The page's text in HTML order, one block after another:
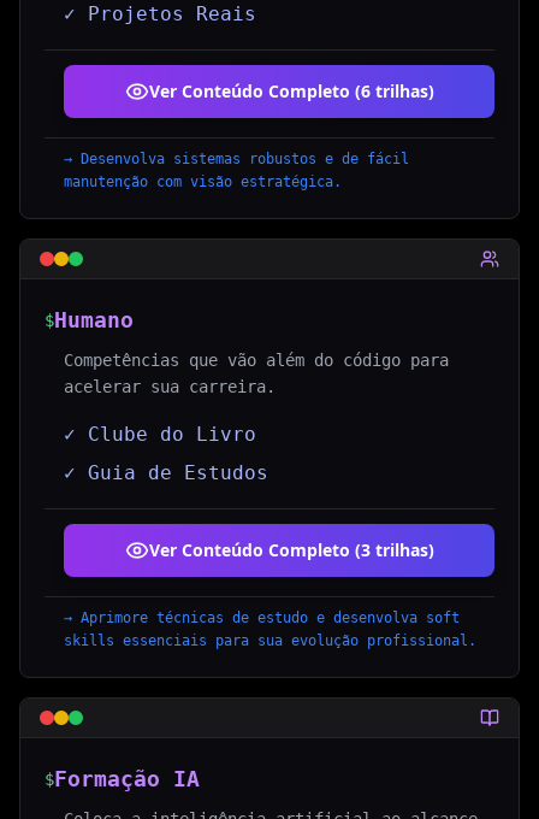
✓ Projetos Reais
Ver Conteúdo Completo (6 trilhas)
→
Desenvolva sistemas robustos e de fácil
manutenção com visão estratégica.
$Humano
Competências que vão além do código para
acelerar sua carreira.
✓ Clube do Livro
✓ Guia de Estudos
Ver Conteúdo Completo (3 trilhas)
→ Aprimore técnicas de estudo e desenvolva soft
skills essenciais para sua evolução profissional.
$Formação IA